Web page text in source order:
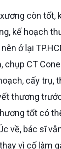
kế hoạch
ở lại
chụp CT
cấy trụ,
thương
tốt có
về, bác sĩ
vì cố làm